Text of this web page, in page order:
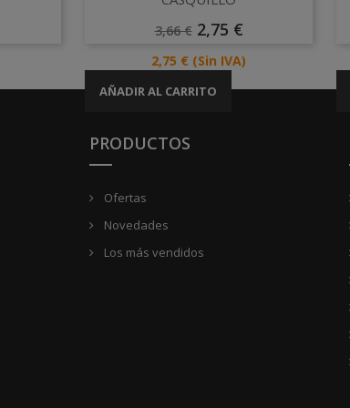
Precio
3,66 € Precio
2,75 €
Precio
2,75 € (Sin IVA)
AÑADIR AL CARRITO
PRODUCTOS
Ofertas
Novedades
Los más vendidos